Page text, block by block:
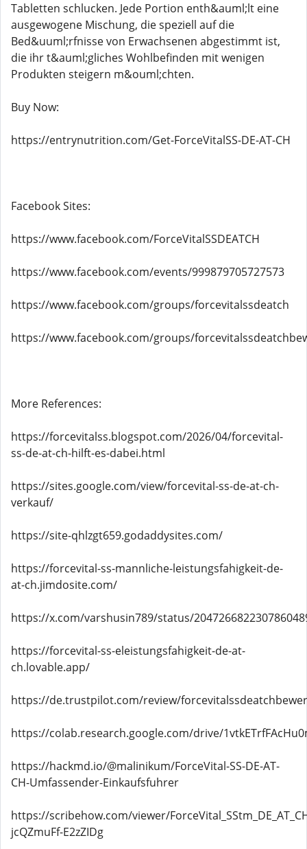
Tabletten schlucken. Jede Portion enth&auml;lt eine
ausgewogene Mischung, die speziell auf die
Bed&uuml;rfnisse von Erwachsenen abgestimmt ist,
die ihr t&auml;gliches Wohlbefinden mit wenigen
Produkten steigern m&ouml;chten.
Buy Now:
https://entrynutrition.com/Get-ForceVitalSS-DE-AT-CH
Facebook Sites:
https://www.facebook.com/ForceVitalSSDEATCH
https://www.facebook.com/events/999879705727573
https://www.facebook.com/groups/forcevitalssdeatch
https://www.facebook.com/groups/
More References:
https://forcevitalss.blogspot.com/2026/04/forcevital-
ss-de-at-ch-hilft-es-dabei.html
https://sites.google.com/view/forcevital-ss-de-at-ch-
verkauf/
https://site-qhlzgt659.godaddysites.com/
https://forcevital-ss-mannliche-leistungsfahigkeit-de-
at-ch.jimdosite.com/
https://x.com/varshusin789/status/
https://forcevital-ss-eleistungsfahigkeit-de-at-
ch.lovable.app/
https://de.trustpilot.com/review/
https://colab.research.google.com/drive/
https://hackmd.io/@malinikum/ForceVital-SS-DE-AT-
CH-Umfassender-Einkaufsfuhrer
https://scribehow.com/viewer/
jcQZmuFf-E2zZIDg